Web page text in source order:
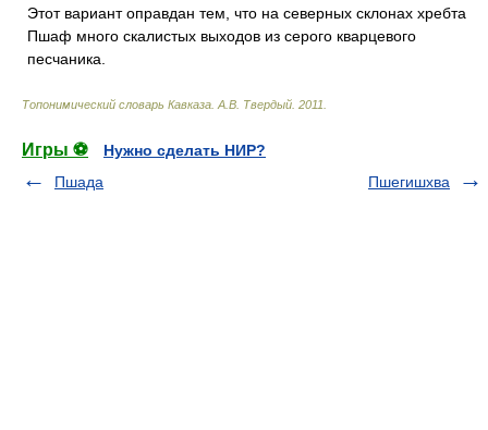
Этот вариант оправдан тем, что на северных склонах хребта
Пшаф много скалистых выходов из серого кварцевого
песчаника.
Топонимический словарь Кавказа А.В. Твердый 2011
Игры ⚽
Нужно сделать НИР?
Пшада
Пшегишхва